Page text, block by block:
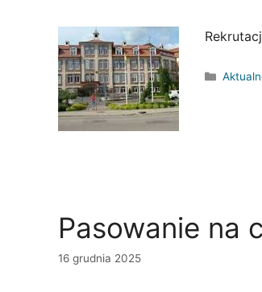
Pasowanie na
16 grudnia 2025